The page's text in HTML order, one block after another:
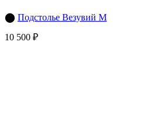
⬤ Подстолье Везувий М
10 500 ₽